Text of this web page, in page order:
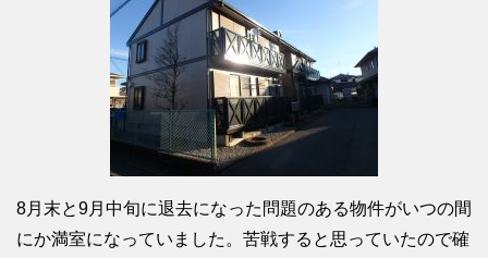
8月末と9月中旬に退去になった問題のある物件がいつの間
にか満室になっていました。苦戦すると思っていたので確